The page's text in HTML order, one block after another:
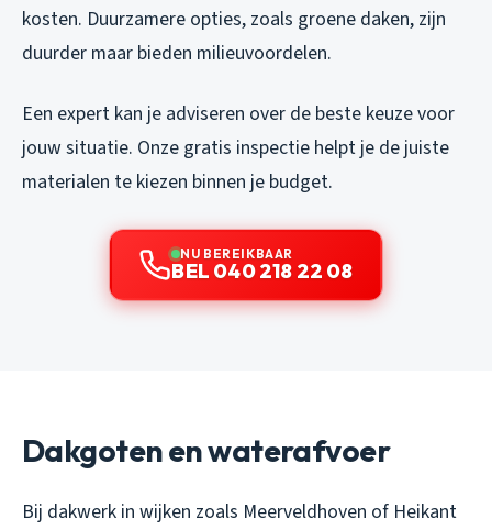
kosten. Duurzamere opties, zoals groene daken, zijn
duurder maar bieden milieuvoordelen.
Een expert kan je adviseren over de beste keuze voor
jouw situatie. Onze gratis inspectie helpt je de juiste
materialen te kiezen binnen je budget.
NU BEREIKBAAR
BEL 040 218 22 08
Dakgoten en waterafvoer
Bij dakwerk in wijken zoals Meerveldhoven of Heikant